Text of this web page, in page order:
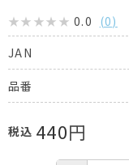
0.0 (0)
JAN
品番
税込 440円